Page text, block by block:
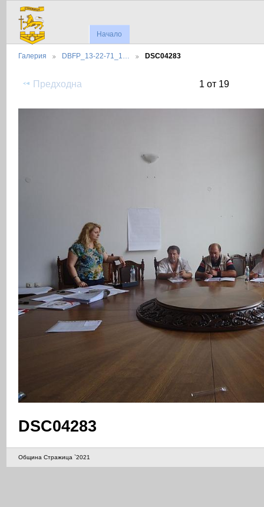
Начало
Галерия DBFP_13-22-71_1… DSC04283
Предходна 1 от 19
DSC04283
Община Стражица `2021